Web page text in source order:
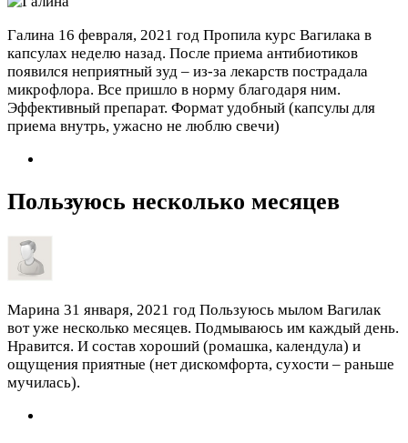
Галина 16 февраля, 2021 год Пропила курс Вагилака в
капсулах неделю назад. После приема антибиотиков
появился неприятный зуд – из-за лекарств пострадала
микрофлора. Все пришло в норму благодаря ним.
Эффективный препарат. Формат удобный (капсулы для
приема внутрь, ужасно не люблю свечи)
Пользуюсь несколько месяцев
Марина 31 января, 2021 год Пользуюсь мылом Вагилак
вот уже несколько месяцев. Подмываюсь им каждый день.
Нравится. И состав хороший (ромашка, календула) и
ощущения приятные (нет дискомфорта, сухости – раньше
мучилась).